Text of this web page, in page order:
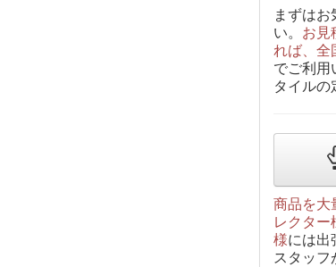
まずはお
い。 お見
れば、全
でご利用
タイルの
商品を大
レクター
様には出
スタッフ